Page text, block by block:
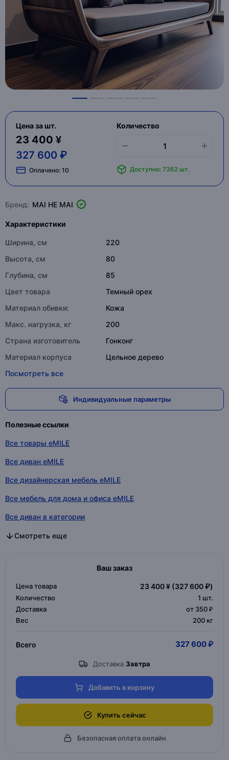
Цена за шт.
23 400 ¥
327 600 ₽
Оплачено: 10
Количество
Доступно: 7362 шт.
Бренд: MAI HE MAI
Характеристики
Ширина, см
220
Высота, см
80
Глубина, см
85
Цвет товара
Темный орех
Материал обивки:
Кожа
Макс. нагрузка, кг
200
Страна изготовитель
Гонконг
Материал корпуса
Цельное дерево
Посмотреть все
Индивидуальные параметры
Полезные ссылки
Все товары eMILE
Все диван eMILE
Все дизайнерская мебель eMILE
Все мебель для дома и офиса eMILE
Все диван в категории
Все дизайнерская мебель в категории
Все мебель для дома и офиса в категории
Смотреть еще
Ваш заказ
Цена товара 23 400 ¥ (327 600 ₽)
Количество 1 шт.
Доставка
от 350 ₽
Вес
200 кг
Всего 327 600 ₽
Доставка Завтра
Добавить в корзину
Купить сейчас
Безопасная оплата онлайн